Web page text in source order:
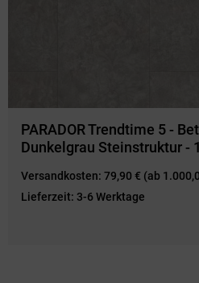
PARADOR Trendtime 5 -
Dunkelgrau Steinstruktur -
Versandkosten: 79,90 € (ab
Lieferzeit: 3-6 Werktage